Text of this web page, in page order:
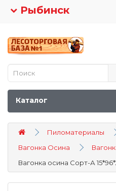
Рыбинск
Каталог
Пиломатериалы
Вагонка Осина
Вагонка осина Сорт-А